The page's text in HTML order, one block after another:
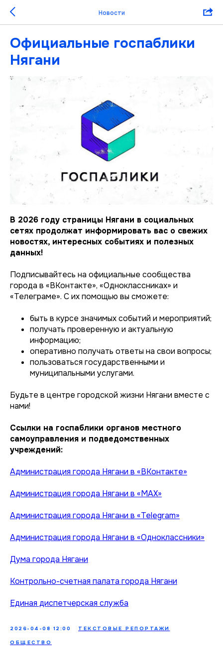
Новости
Официальные госпаблики
Нягани
В 2026 году страницы Нягани в социальных
сетях продолжат информировать вас о свежих
новостях, интересных событиях и полезных
данных!
Подписывайтесь на официальные сообщества
города в «ВКонтакте», «Одноклассниках» и
«Телеграме». С их помощью вы сможете:
быть в курсе значимых событий и мероприятий;
получать проверенную и актуальную
информацию;
оперативно получать ответы на свои вопросы;
пользоваться государственными и
муниципальными услугами.
Будьте в центре городской жизни Нягани вместе с
нами!
Ссылки на госпаблики органов местного
самоуправления и подведомственных
учреждений:
Администрация города Нягани в «ВКонтакте»
Администрация города Нягани в «MAX»
Администрация города Нягани в «Telegram»
Администрация города Нягани в «Одноклассники»
Дума города Нягани
Контрольно-счетная палата города Нягани
Единая диспетчерская служба
2026-04-08 12:00 ТЕКСТОВЫЕ РЕПОРТАЖИ
ОБЩЕСТВО